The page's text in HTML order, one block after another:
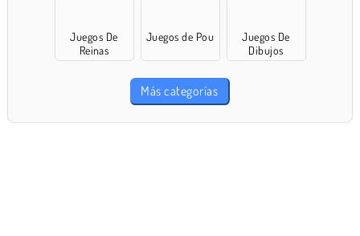
Juegos De
Reinas
Juegos de Pou
Juegos De
Dibujos
Más categorías